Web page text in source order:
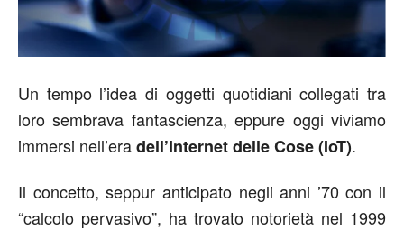
Un tempo l’idea di oggetti quotidiani collegati tra
loro sembrava fantascienza, eppure oggi viviamo
immersi nell’eradell’Internet delle Cose (IoT).
Il concetto, seppur anticipato negli anni ’70 con il
“calcolo pervasivo”, ha trovato notorietà nel 1999